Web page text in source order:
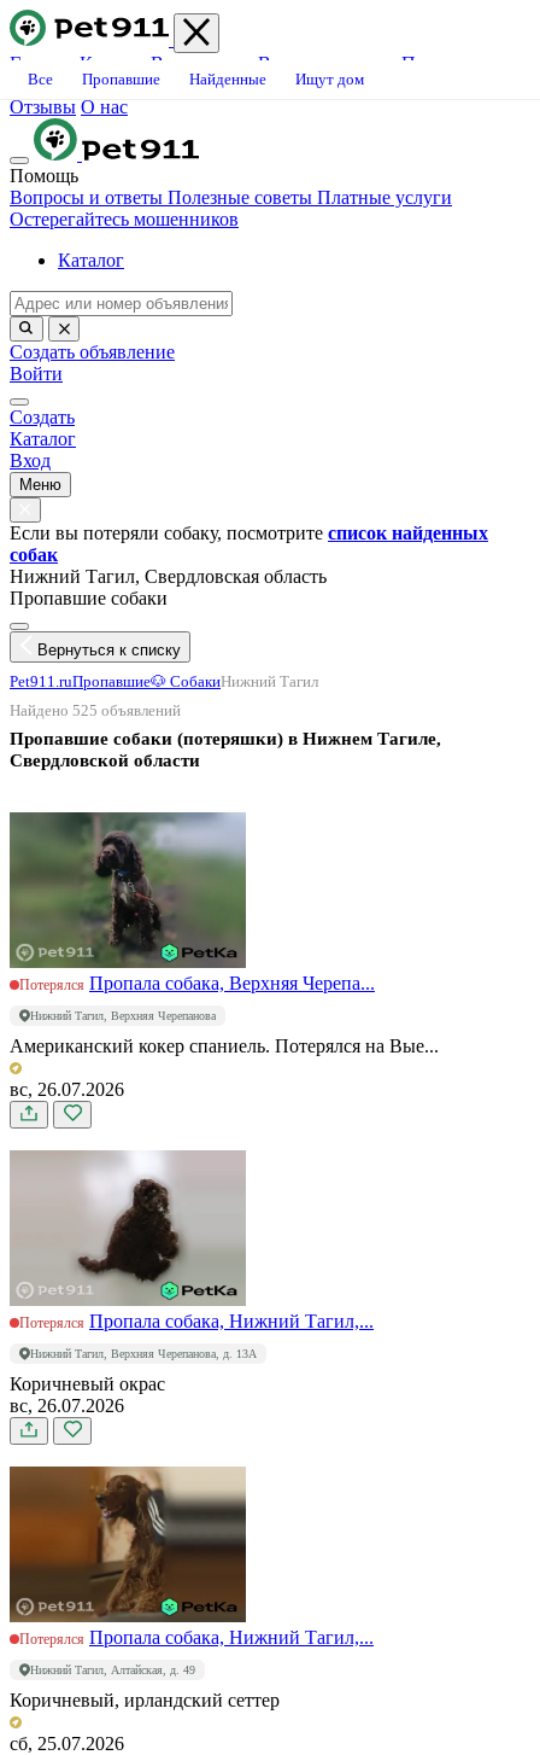
Главная Каталог Ветклиники Вопросы-ответы
Платные
услуги
Блог Свяжитесь с нами Станьте волонтёром
Отзывы О нас
Помощь
Вопросы и ответы Полезные советы Платные услуги
Остерегайтесь мошенников
Каталог
Создать объявление
Войти
Создать
Каталог
Вход
Меню
Если вы потеряли собаку, посмотрите список найденных
собак
Нижний Тагил, Свердловская область
Пропавшие собаки
Все Пропавшие Найденные Ищут дом
Вернуться к списку
Pet911.ruПропавшие🐶 СобакиНижний Тагил
Найдено 525 объявлений
Пропавшие собаки (потеряшки) в Нижнем Тагиле,
Свердловской области
Потерялся Пропала собака, Верхняя Черепа...
Нижний Тагил, Верхняя Черепанова
Американский кокер спаниель. Потерялся на Вые...
вс, 26.07.2026
Потерялся Пропала собака, Нижний Тагил,...
Нижний Тагил, Верхняя Черепанова, д. 13А
Коричневый окрас
вс, 26.07.2026
Потерялся Пропала собака, Нижний Тагил,...
Нижний Тагил, Алтайская, д. 49
Коричневый, ирландский сеттер
сб, 25.07.2026